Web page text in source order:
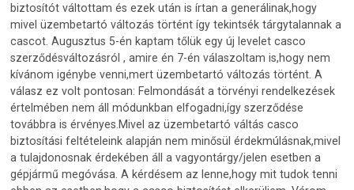
biztosítót váltottam és ezek után is írtan a generálinak,hogy
mivel üzembetartó változás történt így tekintsék tárgytalannak a
cascot. Augusztus 5-én kaptam tőlük egy új levelet casco
szerződésváltozásról , amire én 7-én válaszoltam is,hogy nem
kívánom igénybe venni,mert üzembetartó változás történt. A
válasz ez volt pontosan: Felmondását a törvényi rendelkezések
értelmében nem áll módunkban elfogadni,így szerződése
továbbra is érvényes.Mivel az üzembetartó váltás casco
biztosítási feltételeink alapján nem minősül érdekmúlásnak,mivel
a tulajdonosnak érdekében áll a vagyontárgy/jelen esetben a
gépjármű megóvása. A kérdésem az lenne,hogy mit tudok tenni